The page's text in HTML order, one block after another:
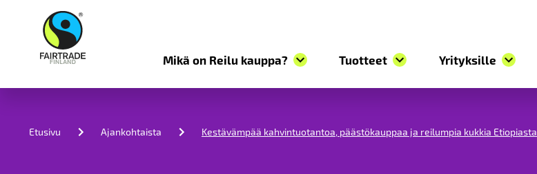
Mikä on Reilu kauppa? Tuotteet Yrityksille
Etusivu Ajankohtaista Kestävämpää kahvintuotantoa, päästökauppaa ja reilumpia kukkia Etiopiasta